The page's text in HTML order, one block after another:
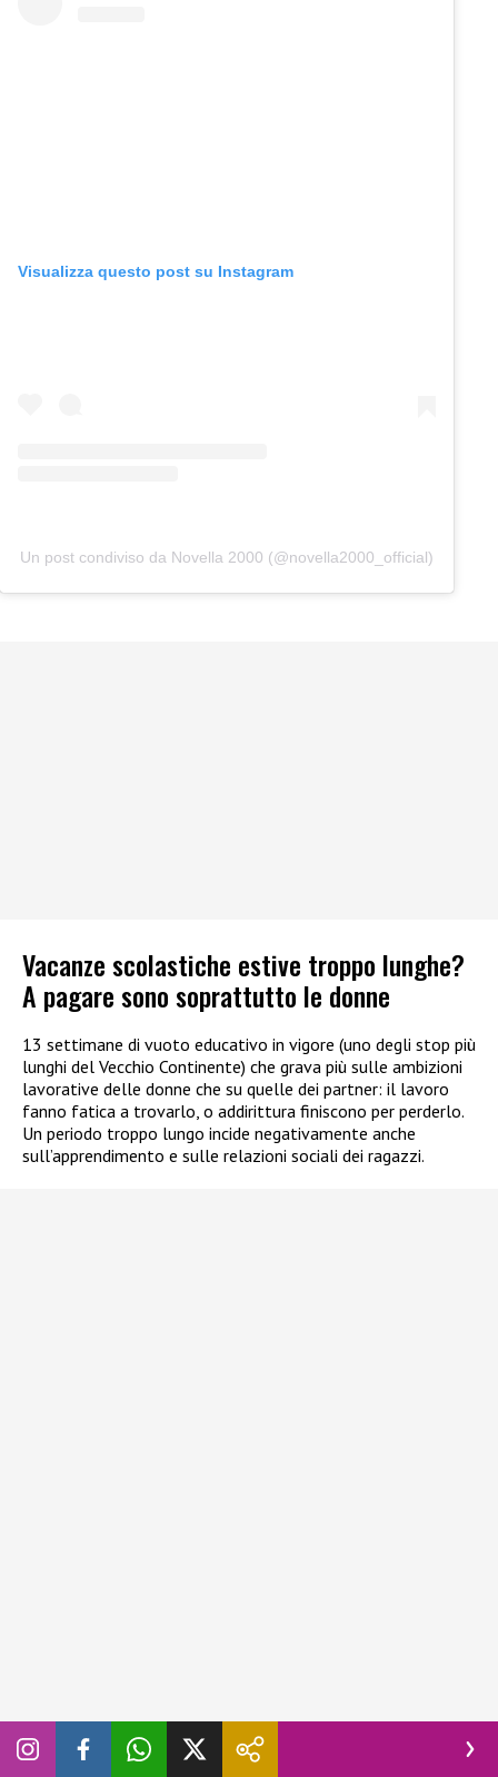
Visualizza questo post su Instagram
Un post condiviso da Novella 2000 (@novella2000_official)
Vacanze scolastiche estive troppo lunghe?
A pagare sono soprattutto le donne
13 settimane di vuoto educativo in vigore (uno degli stop più
lunghi del Vecchio Continente) che grava più sulle ambizioni
lavorative delle donne che su quelle dei partner: il lavoro
fanno fatica a trovarlo, o addirittura finiscono per perderlo.
Un periodo troppo lungo incide negativamente anche
sull’apprendimento e sulle relazioni sociali dei ragazzi.